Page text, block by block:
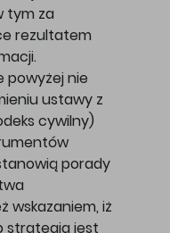
tym za
rezultatem
powyżej nie
ustawy z
cywilny)
porady
wskazaniem, iż
strategia jest